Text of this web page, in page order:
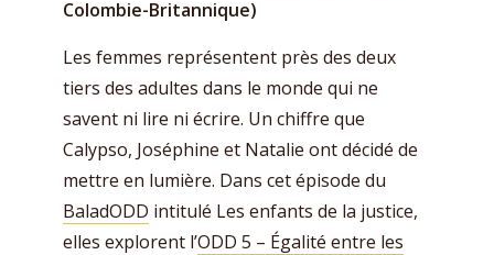
Colombie-Britannique)
Les femmes représentent près des deux
tiers des adultes dans le monde qui ne
savent ni lire ni écrire. Un chiffre que
Calypso, Joséphine et Natalie ont décidé de
mettre en lumière. Dans cet épisode du
BaladODD intitulé Les enfants de la justice,
elles explorent l’ODD 5 – Égalité entre les